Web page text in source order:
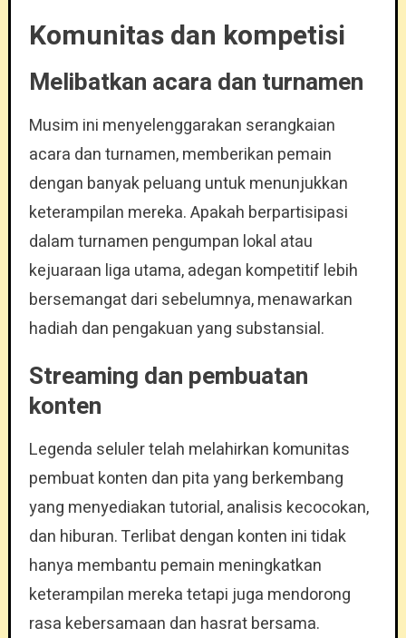
Komunitas dan kompetisi
Melibatkan acara dan turnamen
Musim ini menyelenggarakan serangkaian
acara dan turnamen, memberikan pemain
dengan banyak peluang untuk menunjukkan
keterampilan mereka. Apakah berpartisipasi
dalam turnamen pengumpan lokal atau
kejuaraan liga utama, adegan kompetitif lebih
bersemangat dari sebelumnya, menawarkan
hadiah dan pengakuan yang substansial.
Streaming dan pembuatan
konten
Legenda seluler telah melahirkan komunitas
pembuat konten dan pita yang berkembang
yang menyediakan tutorial, analisis kecocokan,
dan hiburan. Terlibat dengan konten ini tidak
hanya membantu pemain meningkatkan
keterampilan mereka tetapi juga mendorong
rasa kebersamaan dan hasrat bersama.